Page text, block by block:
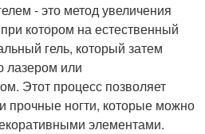
- это метод увеличения
котором на естественный
гель, который затем
лазером или
Этот процесс позволяет
прочные ногти, которые можно
элементами.